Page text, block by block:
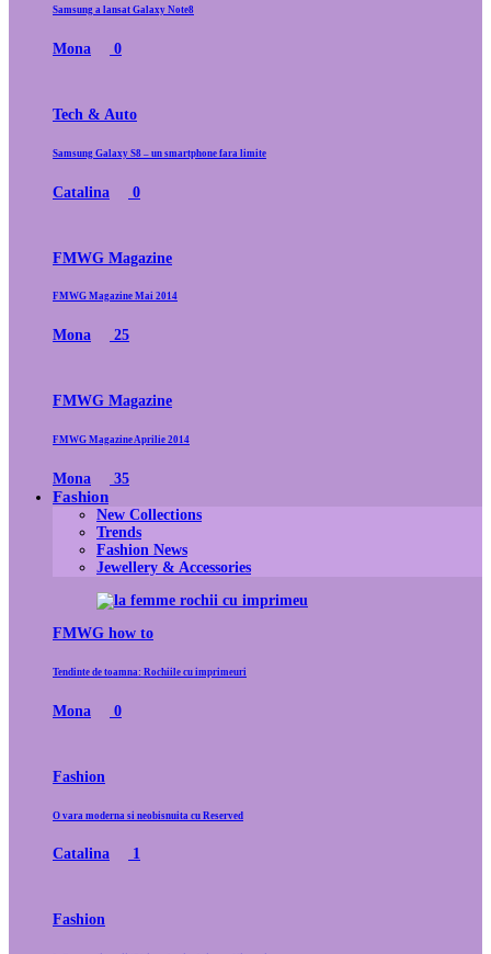
Samsung a lansat Galaxy Note8
Mona 0
Tech & Auto
Samsung Galaxy S8 – un smartphone fara limite
Catalina 0
FMWG Magazine
FMWG Magazine Mai 2014
Mona 25
FMWG Magazine
FMWG Magazine Aprilie 2014
Mona 35
Fashion
New Collections
Trends
Fashion News
Jewellery & Accessories
FMWG how to
Tendinte de toamna: Rochiile cu imprimeuri
Mona 0
Fashion
O vara moderna si neobisnuita cu Reserved
Catalina 1
Fashion